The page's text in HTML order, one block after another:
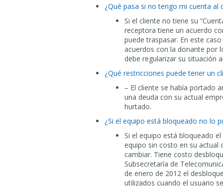
¿Qué pasa si no tengo mi cuenta
Si el cliente no tiene su
receptora tiene un acuerdo
puede traspasar. En este
acuerdos con la donante por
debe regularizar su situación
¿Qué restricciones puede tener un
– El cliente se había portado
una deuda con su actual
hurtado.
¿Si el equipo está bloqueado no lo
Si el equipo está bloqueado
equipo sin costo en su actual
cambiar. Tiene costo
Subsecretaría de
de enero de 2012 el
utilizados cuando el usuario